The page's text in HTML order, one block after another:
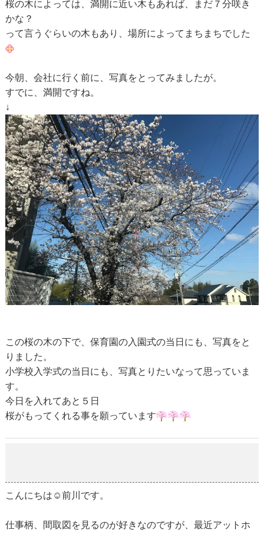
桜の木によっては、満開に近い木もあれば、まだ７分咲き
かな？
って言うぐらいの木もあり、場所によってまちまちでした
今朝、会社に行く前に、写真をとってみましたが。
すでに、満開ですね。
↓
この桜の木の下で、保育園の入園式の当日にも、写真をと
りました。
小学校入学式の当日にも、写真とりたいなって思っていま
す。
今日を入れてあと５日
桜がもってくれる事を願っています
こんにちは☺前川です。
仕事柄、間取図を見るのが好きなのですが、最近アットホ